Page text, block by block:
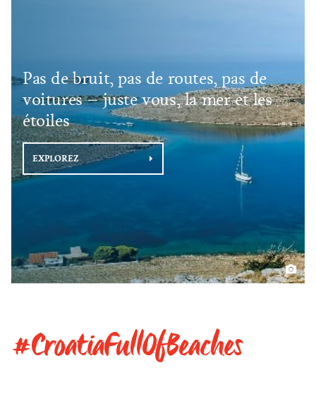
Pas de bruit, pas de routes, pas de
voitures – juste vous, la mer et les
étoiles
EXPLOREZ
#CroatiaFullOfBeaches